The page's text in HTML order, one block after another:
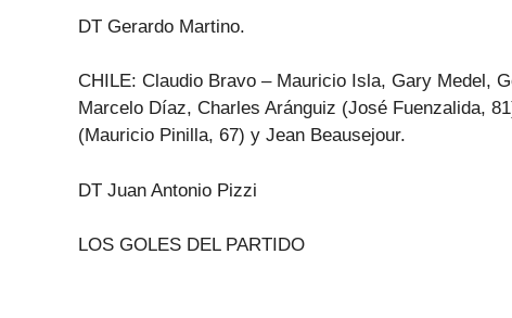
DT Gerardo Martino.
CHILE: Claudio Bravo – Mauricio Isla, Gary Medel,
Marcelo Díaz, Charles Aránguiz (José Fuenzalida,
(Mauricio Pinilla, 67) y Jean Beausejour.
DT Juan Antonio Pizzi
LOS GOLES DEL PARTIDO